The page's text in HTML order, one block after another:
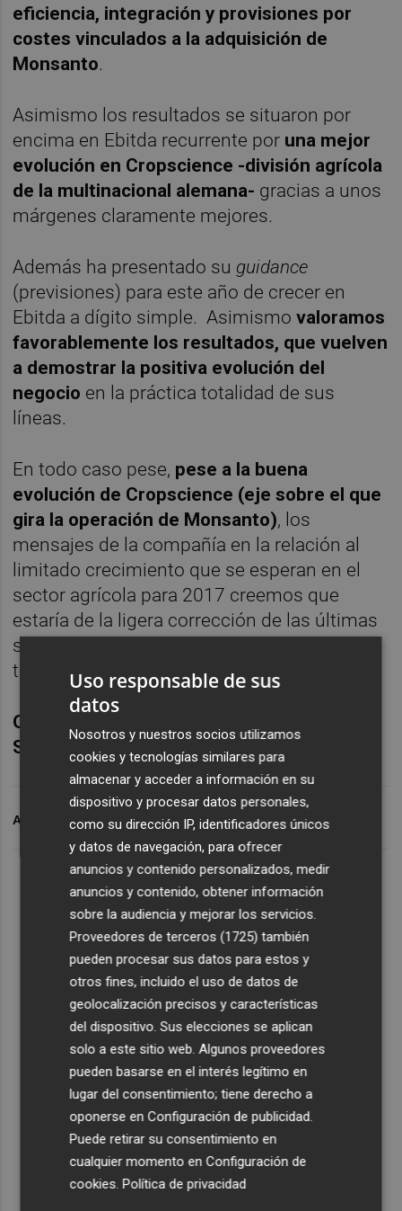
eficiencia, integración y provisiones por
costes vinculados a la adquisición de
Monsanto.
Asimismo los resultados se situaron por
encima en Ebitda recurrente por una mejor
evolución en Cropscience -división agrícola
de la multinacional alemana- gracias a unos
márgenes claramente mejores.
Además ha presentado su guidance
(previsiones) para este año de crecer en
Ebitda a dígito simple. Asimismovaloramos
favorablemente los resultados, que vuelven
a demostrar la positiva evolución del
negocio en la práctica totalidad de sus
líneas.
En todo caso pese, pese a la buena
evolución de Cropscience (eje sobre el que
gira la operación de Monsanto), los
mensajes de la compañía en la relación al
limitado crecimiento que se esperan en el
sector agrícola para 2017 creemos que
estaría de la ligera corrección de las últimas
sesiones tras un positivo inicio de año. Con
todo ello recomendamos comprar.
Oscar Rodríguez es analista del Banco
Sabadell
ARCHIVADO EN BAYER BONSANTO
Uso responsable de sus
datos
Nosotros y nuestros socios utilizamos
cookies y tecnologías similares para
almacenar y acceder a información en su
dispositivo y procesar datos personales,
como su dirección IP, identificadores únicos
y datos de navegación, para ofrecer
anuncios y contenido personalizados, medir
anuncios y contenido, obtener información
sobre la audiencia y mejorar los servicios.
Proveedores de terceros (1725) también
pueden procesar sus datos para estos y
otros fines, incluido el uso de datos de
geolocalización precisos y características
del dispositivo. Sus elecciones se aplican
solo a este sitio web. Algunos proveedores
pueden basarse en el interés legítimo en
lugar del consentimiento; tiene derecho a
oponerse enConfiguración de publicidad.
Puede retirar su consentimiento en
cualquier momento enConfiguración de
cookies.Política de privacidad